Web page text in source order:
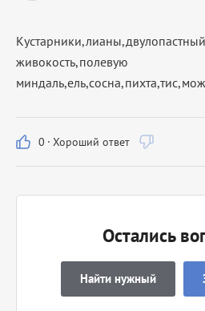
живокость,полевую
миндаль,ель,сосна,пихта,тис,
0 · Хороший ответ
Остались
Найти нужный